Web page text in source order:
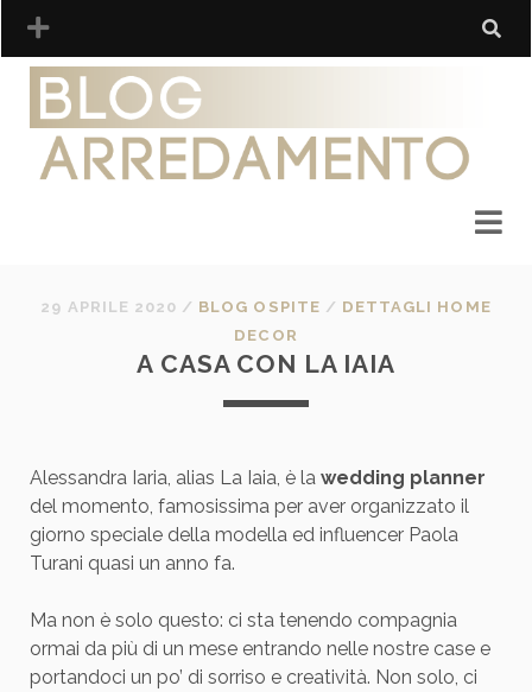
29 APRILE 2020 / BLOG OSPITE / DETTAGLI HOME
DECOR
A CASA CON LA IAIA
Alessandra Iaria, alias La Iaia, è la wedding planner
del momento, famosissima per aver organizzato il
giorno speciale della modella ed influencer Paola
Turani quasi un anno fa.
Ma non è solo questo: ci sta tenendo compagnia
ormai da più di un mese entrando nelle nostre case e
portandoci un po’ di sorriso e creatività. Non solo, ci